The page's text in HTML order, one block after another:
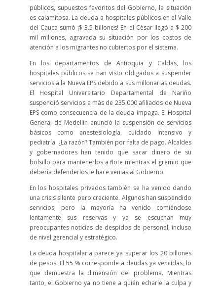
públicos, supuestos favoritos del Gobierno, la situación
es calamitosa. La deuda a hospitales públicos en el Valle
del Cauca sumó ¡$ 3.5 billones! En el César llegó a $ 200
mil millones, agravada su situación por los costos de
atención a los migrantes no cubiertos por el sistema.
En los departamentos de Antioquia y Caldas, los
hospitales públicos se han visto obligados a suspender
servicios a la Nueva EPS debido a sus millonarias deudas.
El Hospital Universitario Departamental de Nariño
suspendió servicios a más de 235.000 afiliados de Nueva
EPS como consecuencia de la deuda impaga. El Hospital
General de Medellín anunció la suspensión de servicios
básicos como anestesiología, cuidado intensivo y
pediatría. ¿La razón? También por falta de pago. Alcaldes
y gobernadores han tenido que sacar dinero de su
bolsillo para mantenerlos a flote mientras el gremio que
debería defenderlos le hace venias al Gobierno.
En los hospitales privados también se ha venido dando
una crisis silente pero creciente. Algunos han suspendido
servicios, pero la mayoría ha venido comiéndose
lentamente sus reservas y ya se escuchan muy
preocupantes noticias de despidos de personal, incluso
de nivel gerencial y estratégico.
La deuda hospitalaria parece ya superar los 20 billones
de pesos. El 55 % corresponde a deudas ya vencidas, lo
que demuestra la dimensión del problema. Mientras
tanto, el Gobierno ya no tiene a quién echarle la culpa y